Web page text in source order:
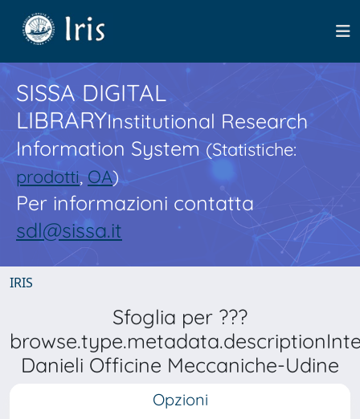
SISSA DIGITAL
LIBRARYInstitutional Research
Information System(Statistiche:
prodotti,OA)
Per informazioni contatta
sdl@sissa.it
IRIS
Sfoglia per ???
Danieli Officine Meccaniche-Udine
Opzioni